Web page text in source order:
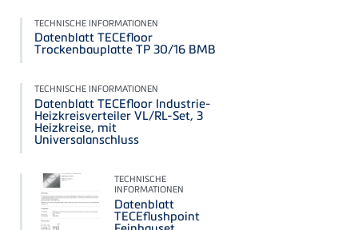
TECHNISCHE INFORMATIONEN
Datenblatt TECEfloor
Trockenbauplatte TP 30/16 BMB
TECHNISCHE INFORMATIONEN
Datenblatt TECEfloor Industrie-
Heizkreisverteiler VL/RL-Set, 3
Heizkreise, mit
Universalanschluss
TECHNISCHE
INFORMATIONEN
Datenblatt
TECEflushpoint